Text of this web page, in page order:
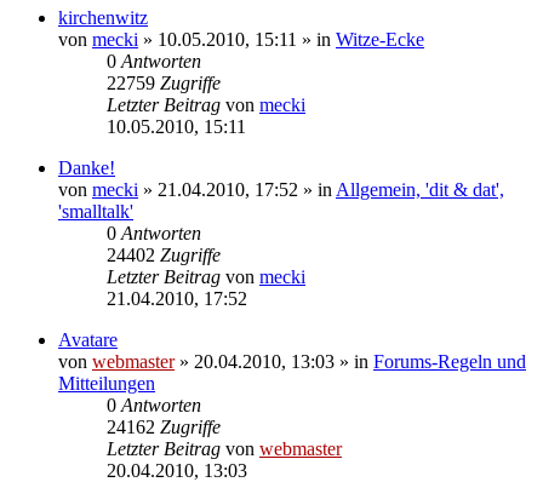
kirchenwitz
von mecki » 10.05.2010, 15:11 » in Witze-Ecke
0 Antworten
22759 Zugriffe
Letzter Beitrag von mecki
10.05.2010, 15:11
Danke!
von mecki » 21.04.2010, 17:52 » in Allgemein, 'dit & dat',
'smalltalk'
0 Antworten
24402 Zugriffe
Letzter Beitrag von mecki
21.04.2010, 17:52
Avatare
von webmaster» 20.04.2010, 13:03 » in Forums-Regeln und
Mitteilungen
0 Antworten
24162 Zugriffe
Letzter Beitrag von webmaster
20.04.2010, 13:03